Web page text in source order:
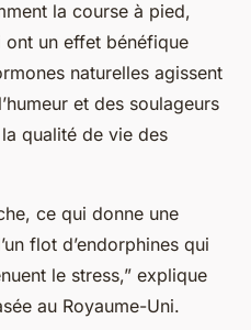
la course à pied,
un effet bénéfique
naturelles agissent
et des soulageurs
qualité de vie des
ce qui donne une
flot d’endorphines qui
le stress,” explique
au Royaume-Uni.